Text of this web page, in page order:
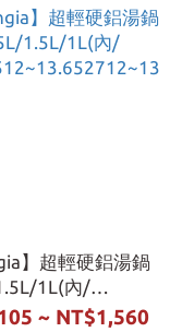
】超輕硬鋁湯鍋
1L(內/
~ NT$1,560